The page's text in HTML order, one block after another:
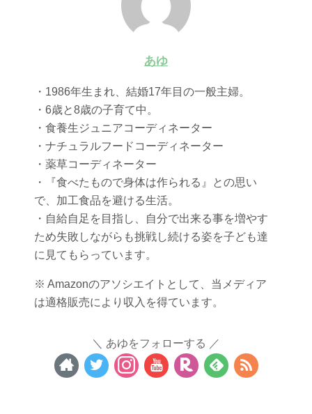
あゆ
・1986年生まれ、結婚17年目の一般主婦。
・6歳と8歳の子育て中。
・食養生ジュニアコーディネーター
・ナチュラルフードコーディネーター
・薬草コーディネーター
・『食べたもので身体は作られる』との思い
で、加工食品を避ける生活。
・自給自足を目指し、自分で出来る事を増やす
ため失敗しながらも挑戦し続ける姿を子ども達
に見てもらっています。
※ Amazonのアソシエイトとして、当メディア
は適格販売により収入を得ています。
あゆをフォローする